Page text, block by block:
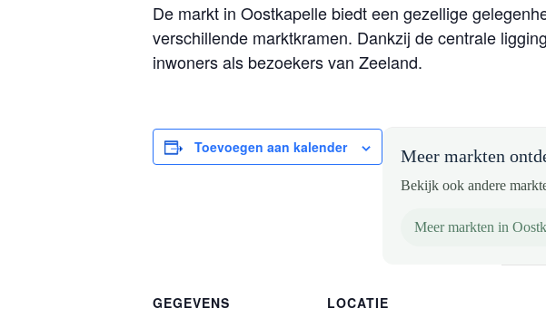
De markt in Oostkapelle biedt een gezellige
verschillende marktkramen. Dankzij de centrale
inwoners als bezoekers van Zeeland.
Toevoegen aan kalender Meer markten
Bekijk ook andere
Meer markten in
GEGEVENS
LOCATIE